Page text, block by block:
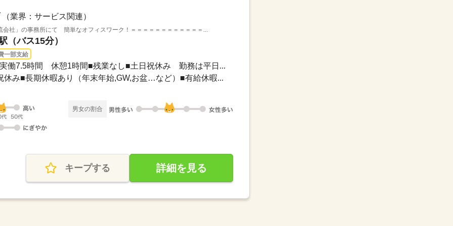
（業界：サービス関連）
会社」の事務所にて 簡単なオフィスワーク！＝＝＝＝＝＝＝＝＝＝＝＝...
（バス15分）
一部支給
働7.5時間 休憩1時間■残業なし■土日祝休み 勤務は平日...
休み■長期休暇あり（年末年始,GW,お盆…など）■有給休暇...
男女の割合
キープする 詳細を見る